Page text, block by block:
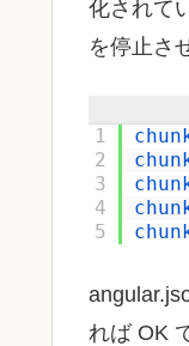
化されて
を停止さ
1
2
3
4
5
れば OK